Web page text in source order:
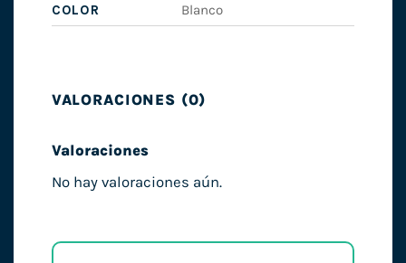
COLOR
Blanco
VALORACIONES (0)
Valoraciones
No hay valoraciones aún.